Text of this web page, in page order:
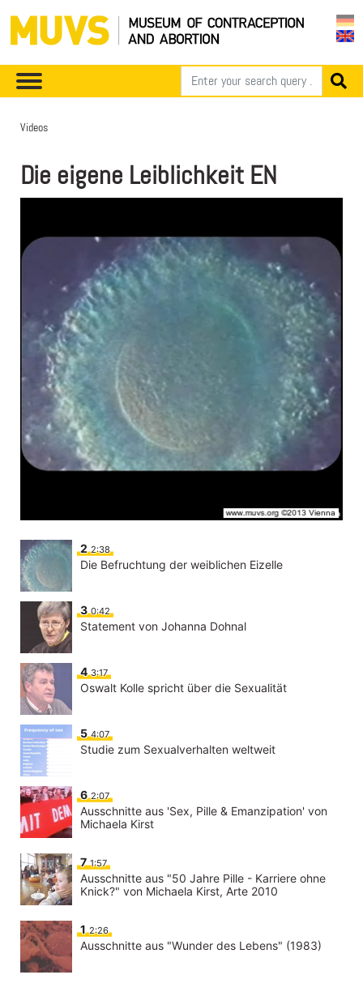
Videos
Die eigene Leiblichkeit EN
2 2:38
Die Befruchtung der weiblichen Eizelle
3 0:42
Statement von Johanna Dohnal
4 3:17
Oswalt Kolle spricht über die Sexualität
5 4:07
Studie zum Sexualverhalten weltweit
6 2:07
Ausschnitte aus 'Sex, Pille & Emanzipation' von
Michaela Kirst
7 1:57
Ausschnitte aus "50 Jahre Pille - Karriere ohne
Knick?" von Michaela Kirst, Arte 2010
1 2:26
Ausschnitte aus "Wunder des Lebens" (1983)